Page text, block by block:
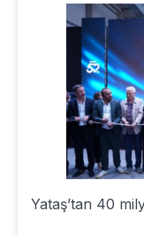
Yataş’tan 40